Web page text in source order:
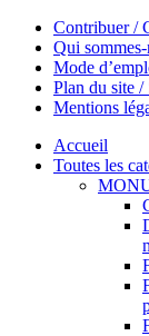
Contribuer /
Qui
Mode
Plan du site /
Mentions
Accueil
Toutes les